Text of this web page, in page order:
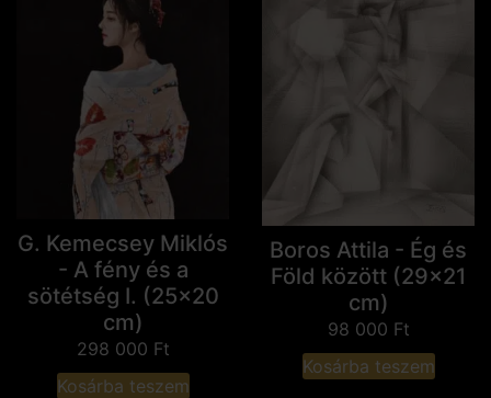
G. Kemecsey Miklós
- A fény és a
sötétség I. (25x20
cm)
298 000 Ft
Kosárba teszem
Boros Attila - Ég és
Föld között (29x21
cm)
98 000 Ft
Kosárba teszem